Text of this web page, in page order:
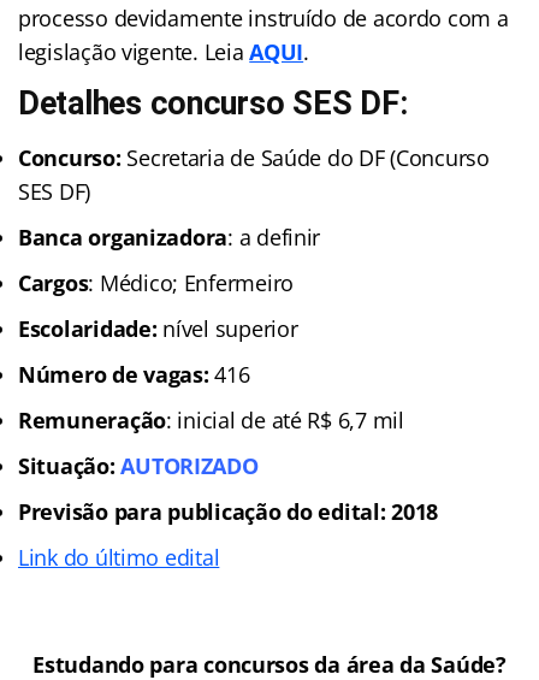
processo devidamente instruído de acordo com a
legislação vigente. LeiaAQUI.
Detalhes concurso SES DF:
Concurso: Secretaria de Saúde do DF (Concurso
SES DF)
Banca organizadora: a definir
Cargos: Médico; Enfermeiro
Escolaridade: nível superior
Número de vagas:416
Remuneração: inicial de até R$ 6,7 mil
Situação:AUTORIZADO
Previsão para publicação do edital: 2018
Link do último edital
Estudando para concursos da área da Saúde?